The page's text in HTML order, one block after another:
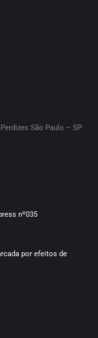
São Paulo – SP
nº035
por efeitos de